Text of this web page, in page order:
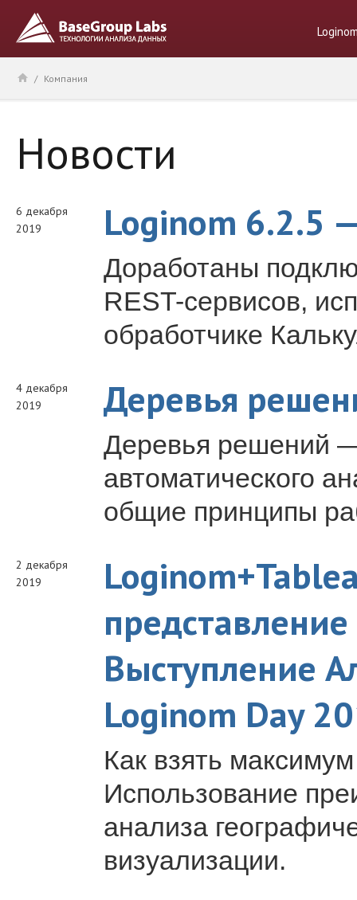
/ Компания
Новости
6 декабря
2019
Loginom 6.2.5
Доработаны
REST-сервисов,
обработчике
4 декабря
2019
Деревья
Деревья решений
автоматического
общие принципы
2 декабря
2019
Выступление
Loginom Day
Как взять
Использование
анализа
визуализации.